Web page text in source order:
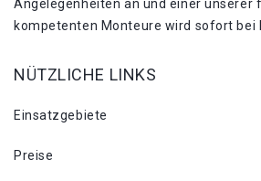
Angelegenheiten an und einer unserer
kompetenten Monteure wird sofort bei
NÜTZLICHE LINKS
Einsatzgebiete
Preise